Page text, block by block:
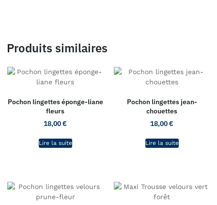
Produits similaires
Pochon lingettes éponge-liane
fleurs
18,00€
Lire la suite
Pochon lingettes jean-
chouettes
18,00€
Lire la suite